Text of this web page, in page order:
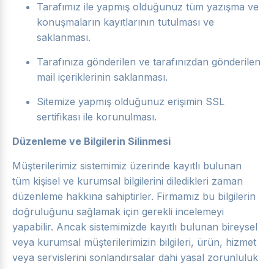
Tarafımız ile yapmış olduğunuz tüm yazışma ve
konuşmaların kayıtlarının tutulması ve
saklanması.
Tarafınıza gönderilen ve tarafınızdan gönderilen
mail içeriklerinin saklanması.
Sitemize yapmış olduğunuz erişimin SSL
sertifikası ile korunulması.
Düzenleme ve Bilgilerin Silinmesi
Müşterilerimiz sistemimiz üzerinde kayıtlı bulunan
tüm kişisel ve kurumsal bilgilerini diledikleri zaman
düzenleme hakkına sahiptirler. Firmamız bu bilgilerin
doğruluğunu sağlamak için gerekli incelemeyi
yapabilir. Ancak sistemimizde kayıtlı bulunan bireysel
veya kurumsal müşterilerimizin bilgileri, ürün, hizmet
veya servislerini sonlandırsalar dahi yasal zorunluluk